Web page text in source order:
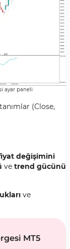
ayar paneli
(Close,
değişimini
ve trend gücünü
ve
MT5